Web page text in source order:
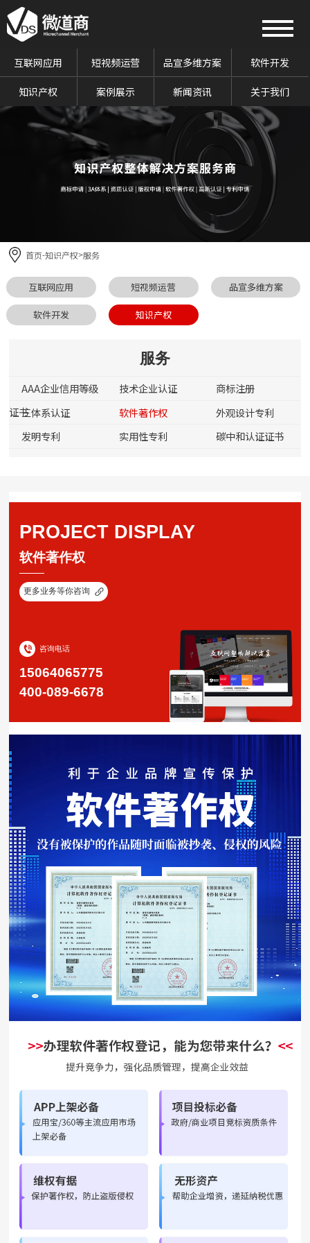
互联网应用 短视频运营 品宣多维方案 软件开发
知识产权 案例展示 新闻资讯 关于我们
首页-知识产权>服务
互联网应用 短视频运营 品宣多维方案
软件开发 知识产权
服务
AAA企业信用等级
证书
技术企业认证
商标注册
三体系认证
软件著作权
外观设计专利
发明专利
实用性专利 碳中和认证证书
PROJECT DISPLAY
软件著作权
更多业务等你咨询
咨询电话
15064065775
400-089-6678